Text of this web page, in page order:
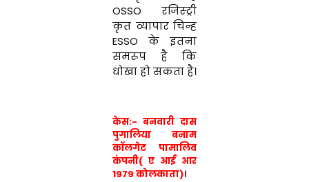
OSSO रजिस्ट्री
कृत व्यापार चिन्ह
ESSO के इतना
समरूप है कि
धोखा हो सकता है।
केस:- बनवारी दास
पुगालिया बनाम
कॉलगेट पामालिव
कंपनी( ए आई आर
1979 कोलकाता)।